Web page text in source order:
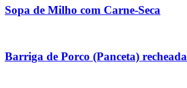
Sopa de Milho com Carne-Seca
Barriga de Porco (Panceta) recheada